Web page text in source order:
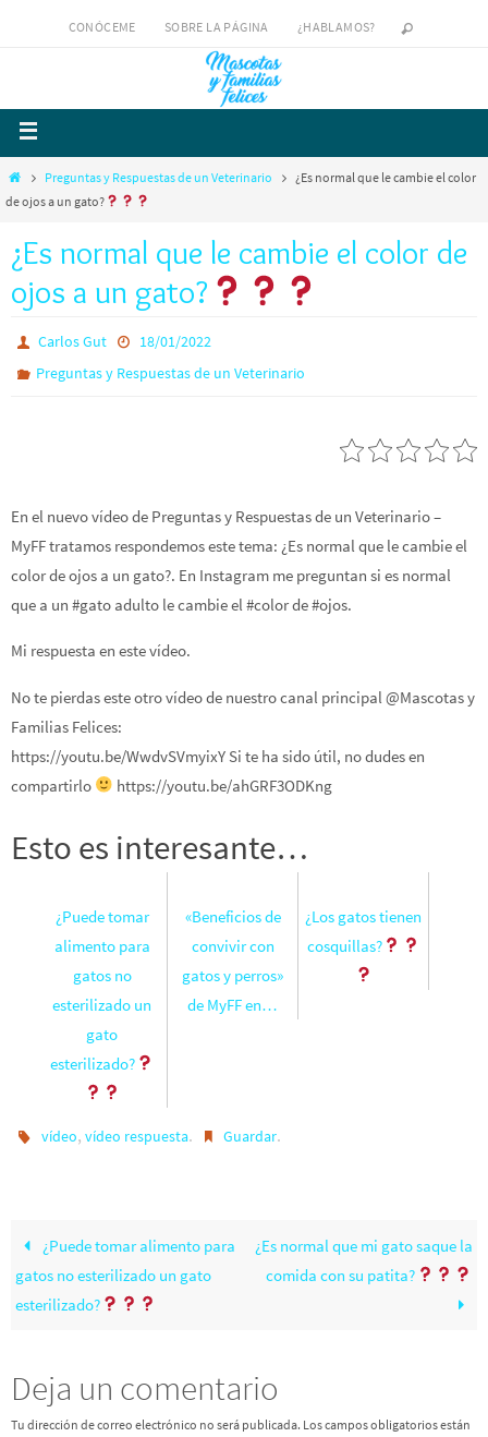
CONÓCEME SOBRE LA PÁGINA ¿HABLAMOS?
Preguntas y Respuestas de un Veterinario
¿Es normal que le cambie el color
de ojos a un gato?
¿Es normal que le cambie el color de
ojos a un gato?
Carlos Gut
18/01/2022
Preguntas y Respuestas de un Veterinario
En el nuevo vídeo de Preguntas y Respuestas de un Veterinario –
MyFF tratamos respondemos este tema: ¿Es normal que le cambie el
color de ojos a un gato?. En Instagram me preguntan si es normal
que a un #gato adulto le cambie el #color de #ojos.
Mi respuesta en este vídeo.
No te pierdas este otro vídeo de nuestro canal principal @Mascotas y
Familias Felices:
https://youtu.be/WwdvSVmyixY Si te ha sido útil, no dudes en
compartirlo
https://youtu.be/ahGRF3ODKng
Esto es interesante…
¿Puede tomar
alimento para
gatos no
esterilizado un
gato
esterilizado?
«Beneficios de
convivir con
gatos y perros»
de MyFF en…
¿Los gatos tienen
cosquillas?
vídeo,vídeo respuesta. Guardar.
¿Puede tomar alimento para
gatos no esterilizado un gato
esterilizado?
¿Es normal que mi gato saque la
comida con su patita?
Deja un comentario
Tu dirección de correo electrónico no será publicada. Los campos obligatorios están